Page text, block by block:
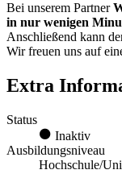
Bei unserem Partner
in nur wenigen
Anschließend kann
Wir freuen uns auf
Extra
Status
Inaktiv
Ausbildungsniveau
Hochschule/